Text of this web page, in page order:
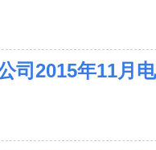
司2015年11月